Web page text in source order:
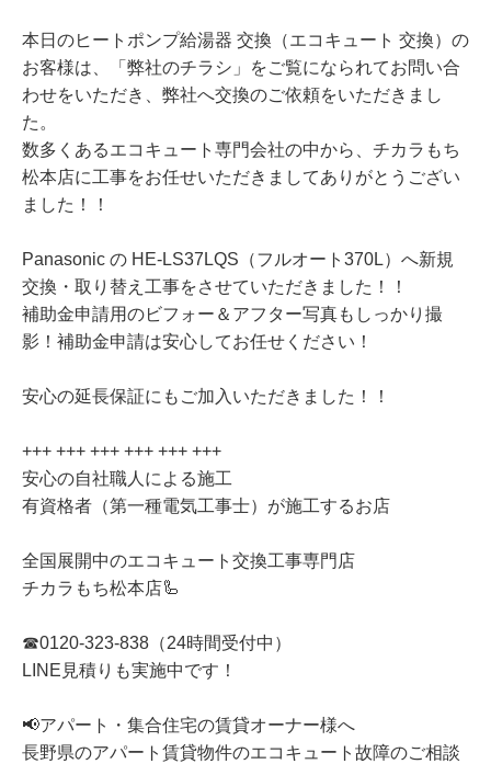
本日のヒートポンプ給湯器 交換（エコキュート 交換）の
お客様は、「弊社のチラシ」をご覧になられてお問い合
わせをいただき、弊社へ交換のご依頼をいただきまし
た。
数多くあるエコキュート専門会社の中から、チカラもち
松本店に工事をお任せいただきましてありがとうござい
ました！！
Panasonic の HE-LS37LQS（フルオート370L）へ新規
交換・取り替え工事をさせていただきました！！
補助金申請用のビフォー＆アフター写真もしっかり撮
影！補助金申請は安心してお任せください！
安心の延長保証にもご加入いただきました！！
+++ +++ +++ +++ +++ +++
安心の自社職人による施工
有資格者（第一種電気工事士）が施工するお店
全国展開中のエコキュート交換工事専門店
チカラもち松本店🦾
☎0120-323-838（24時間受付中）
LINE見積りも実施中です！
📢アパート・集合住宅の賃貸オーナー様へ
長野県のアパート賃貸物件のエコキュート故障のご相談